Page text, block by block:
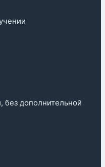
без дополнительной